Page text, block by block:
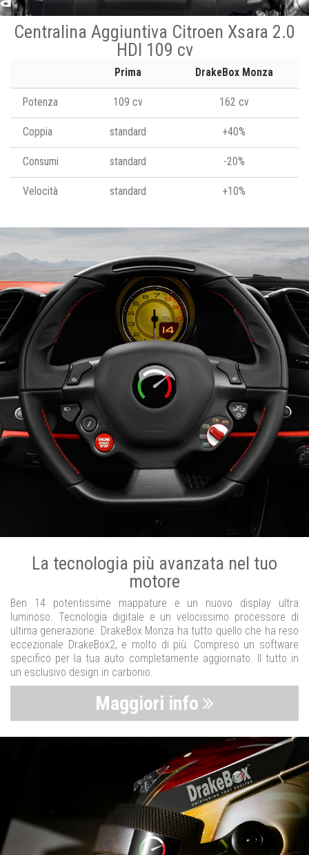
Centralina Aggiuntiva Citroen Xsara 2.0
HDI 109 cv
Prima DrakeBox Monza
Potenza 109 cv 162 cv
Coppia standard +40%
Consumi standard -20%
Velocità standard +10%
La tecnologia più avanzata nel tuo
motore
Ben 14 potentissime mappature e un nuovo display ultra
luminoso. Tecnologia digitale e un velocissimo processore di
ultima generazione. DrakeBox Monza ha tutto quello che ha reso
eccezionale DrakeBox2, e molto di più. Compreso un software
specifico per la tua auto completamente aggiornato. Il tutto in
un esclusivo design in carbonio.
Maggiori info